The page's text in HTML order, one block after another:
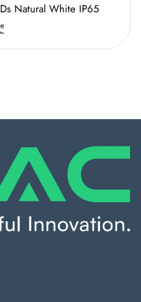
Natural White IP65